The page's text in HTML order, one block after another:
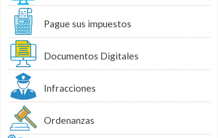
Pague sus impuestos
Documentos Digitales
Infracciones
Ordenanzas